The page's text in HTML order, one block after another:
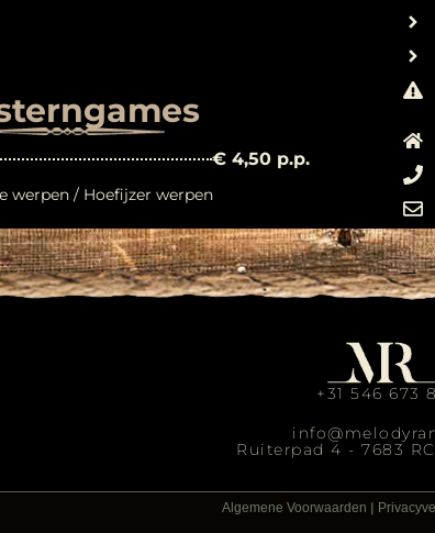
€ 4,50 p.p.
werpen / Hoefijzer werpen
+31 546 673
Ruiterpad 4 - 7683
Algemene Voorwaarden |